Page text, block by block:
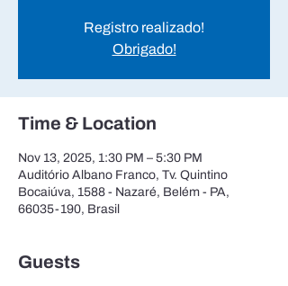
Registro realizado!
Obrigado!
Time & Location
Nov 13, 2025, 1:30 PM – 5:30 PM
Auditório Albano Franco, Tv. Quintino
Bocaiúva, 1588 - Nazaré, Belém - PA,
66035-190, Brasil
Guests